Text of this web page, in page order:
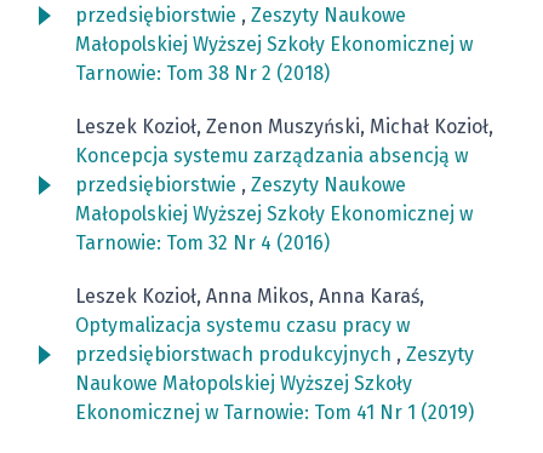
przedsiębiorstwie , Zeszyty Naukowe
Małopolskiej Wyższej Szkoły Ekonomicznej w
Tarnowie: Tom 38 Nr 2 (2018)
Leszek Kozioł, Zenon Muszyński, Michał Kozioł,
Koncepcja systemu zarządzania absencją w
przedsiębiorstwie , Zeszyty Naukowe
Małopolskiej Wyższej Szkoły Ekonomicznej w
Tarnowie: Tom 32 Nr 4 (2016)
Leszek Kozioł, Anna Mikos, Anna Karaś,
Optymalizacja systemu czasu pracy w
przedsiębiorstwach produkcyjnych , Zeszyty
Naukowe Małopolskiej Wyższej Szkoły
Ekonomicznej w Tarnowie: Tom 41 Nr 1 (2019)